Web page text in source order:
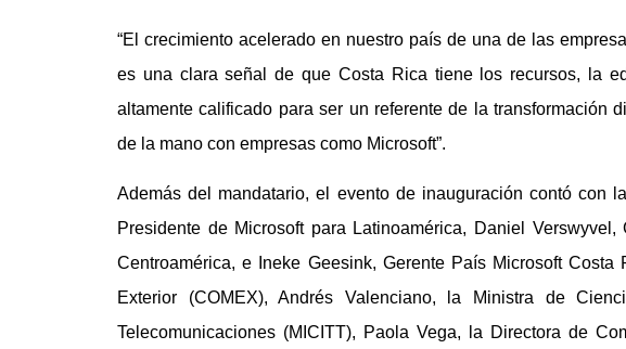
“El crecimiento acelerado en nuestro país de una de las
es una clara señal de que Costa Rica tiene los recursos, la
altamente calificado para ser un referente de la transformación
de la mano con empresas como Microsoft”.
Además del mandatario, el evento de inauguración contó con
Presidente de Microsoft para Latinoamérica, Daniel Verswyvel,
Centroamérica, e Ineke Geesink, Gerente País Microsoft
Exterior (COMEX), Andrés Valenciano, la Ministra de
Telecomunicaciones (MICITT), Paola Vega, la Directora de